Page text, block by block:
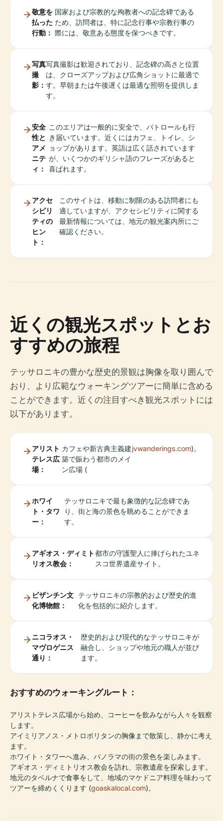
敬意を
払った
行動：
国家および宗教的な殉教者への記念碑である
ため、訪問者は、特に記念行事や宗教行事の
際には、敬意ある態度を保つべきです。
写真
撮
影：
写真撮影は歓迎されており、記念碑の高さと位置
は、クローズアップおよび広角ショットに最適で
す。早朝または午後遅くは最適な照明を提供しま
す。
安全
性と
アメ
ニテ
ィ：
このエリアは一般的に安全で、パトロールも行
き届いています。近くにはカフェ、トイレ、シ
ョップがあります。英語は広く話されています
が、いくつかのギリシャ語のフレーズがあると
喜ばれます。
アクセ
シビリ
ティの
ヒン
ト：
このサイトは、移動に制限のある訪問者にも
適していますが、アクセシビリティに関する
最新情報については、地元の観光案内所にご
確認ください。
近くの観光スポットとお
すすめの旅程
テッサロニキの豊かな歴史的景観は胸像を取り囲んで
おり、より広範なウォーキングツアーに簡単に含める
ことができます。近くの注目すべき観光スポットには
以下があります。
アリスト
テレス広
場：
カフェや新古典主義建
築で賑わう都市のメイ
ン広場 (
jvwanderings.com)。
ホワイ
ト・タワ
ー：
テッサロニキで最も象徴的な記念碑であ
り、街と海の景色を眺めることができま
す。
アギオス・ディミト
リオス教会：
都市の守護聖人に捧げられたユネ
スコ世界遺産サイト。
ビザンチン文
化博物館：
テッサロニキの宗教的および歴史的進
化を包括的に紹介します。
ニコラオス・
マヴロゲニス
通り：
歴史的および現代的なテッサロニキが
融合し、ショップや地元の職人が並び
ます。
おすすめのウォーキングルート：
アリストテレス広場から始め、コーヒーを飲みながら人々を観察
します。
アイミリアノス・メトロポリタンの胸像まで散策し、静かに考え
ます。
ホワイト・タワーへ進み、パノラマの街の景色を楽しみます。
アギオス・ディミトリオス教会を訪れ、宗教遺産を探索します。
地元のタベルナで食事をして、地域のマケドニア料理を味わって
ツアーを締めくくります (goaskalocal.com)。